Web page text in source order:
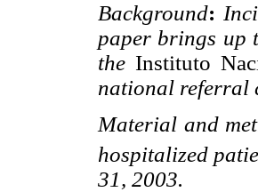
Background:
paper brings up
the Instituto
national referral
Material and
hospitalized
31, 2003.